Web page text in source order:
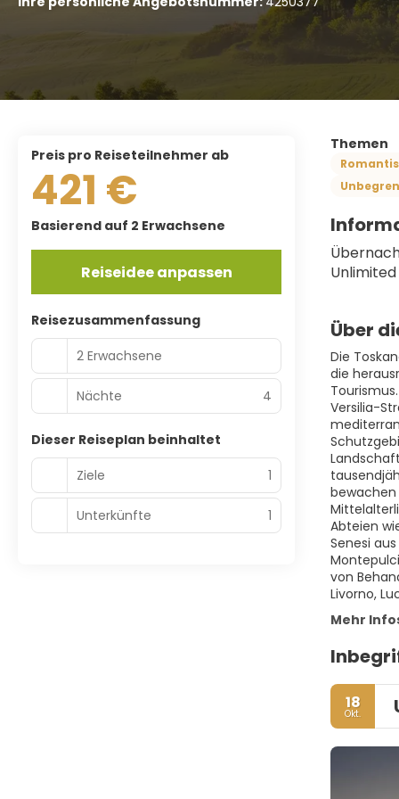
Themen
Über
Die
die
Versilia-
bewachen
Abteien
Senesi
von
Livorno,
Mehr
18
Okt.
Preis pro Reiseteilnehmer ab
421 €
Basierend auf 2 Erwachsene
Reiseidee anpassen
Reisezusammenfassung
2 Erwachsene
Nächte 4
Dieser Reiseplan beinhaltet
Ziele
1
Unterkünfte 1